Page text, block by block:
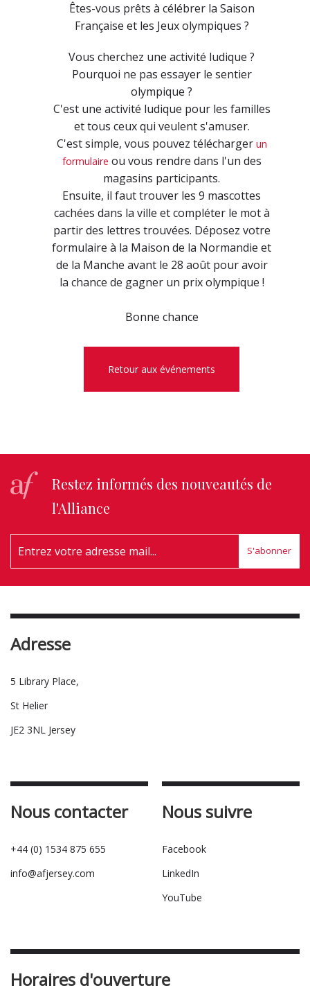
Êtes-vous prêts à célébrer la Saison
Française et les Jeux olympiques ?
Vous cherchez une activité ludique ?
Pourquoi ne pas essayer le sentier
olympique ?
C'est une activité ludique pour les familles
et tous ceux qui veulent s'amuser.
C'est simple, vous pouvez télécharger un
formulaire ou vous rendre dans l'un des
magasins participants.
Ensuite, il faut trouver les 9 mascottes
cachées dans la ville et compléter le mot à
partir des lettres trouvées. Déposez votre
formulaire à la Maison de la Normandie et
de la Manche avant le 28 août pour avoir
la chance de gagner un prix olympique !
Bonne chance
Retour aux événements
Restez informés des nouveautés de
l'Alliance
S'abonner
Adresse
5 Library Place,
St Helier
JE2 3NL Jersey
Nous contacter
+44 (0) 1534 875 655
info@afjersey.com
Nous suivre
Facebook
LinkedIn
YouTube
Horaires d'ouverture